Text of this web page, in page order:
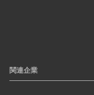
関連企業